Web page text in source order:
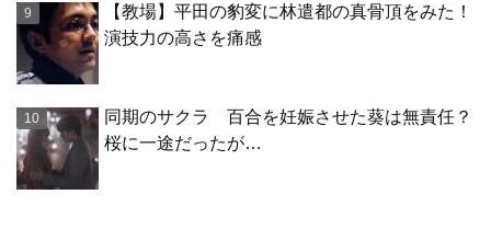
【教場】平田の豹変に林遣都の真骨頂をみた！
演技力の高さを痛感
同期のサクラ 百合を妊娠させた葵は無責任？
桜に一途だったが…